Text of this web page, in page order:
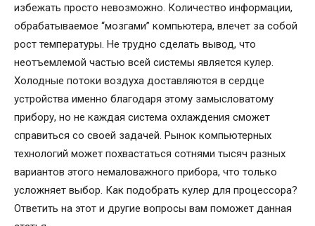
избежать просто невозможно. Количество информации,
обрабатываемое “мозгами” компьютера, влечет за собой
рост температуры. Не трудно сделать вывод, что
неотъемлемой частью всей системы является кулер.
Холодные потоки воздуха доставляются в сердце
устройства именно благодаря этому замысловатому
прибору, но не каждая система охлаждения сможет
справиться со своей задачей. Рынок компьютерных
технологий может похвастаться сотнями тысяч разных
вариантов этого немаловажного прибора, что только
усложняет выбор. Как подобрать кулер для процессора?
Ответить на этот и другие вопросы вам поможет данная